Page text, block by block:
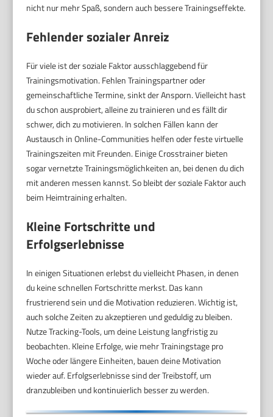
nicht nur mehr Spaß, sondern auch bessere Trainingseffekte.
Fehlender sozialer Anreiz
Für viele ist der soziale Faktor ausschlaggebend für
Trainingsmotivation. Fehlen Trainingspartner oder
gemeinschaftliche Termine, sinkt der Ansporn. Vielleicht hast
du schon ausprobiert, alleine zu trainieren und es fällt dir
schwer, dich zu motivieren. In solchen Fällen kann der
Austausch in Online-Communities helfen oder feste virtuelle
Trainingszeiten mit Freunden. Einige Crosstrainer bieten
sogar vernetzte Trainingsmöglichkeiten an, bei denen du dich
mit anderen messen kannst. So bleibt der soziale Faktor auch
beim Heimtraining erhalten.
Kleine Fortschritte und
Erfolgserlebnisse
In einigen Situationen erlebst du vielleicht Phasen, in denen
du keine schnellen Fortschritte merkst. Das kann
frustrierend sein und die Motivation reduzieren. Wichtig ist,
auch solche Zeiten zu akzeptieren und geduldig zu bleiben.
Nutze Tracking-Tools, um deine Leistung langfristig zu
beobachten. Kleine Erfolge, wie mehr Trainingstage pro
Woche oder längere Einheiten, bauen deine Motivation
wieder auf. Erfolgserlebnisse sind der Treibstoff, um
dranzubleiben und kontinuierlich besser zu werden.